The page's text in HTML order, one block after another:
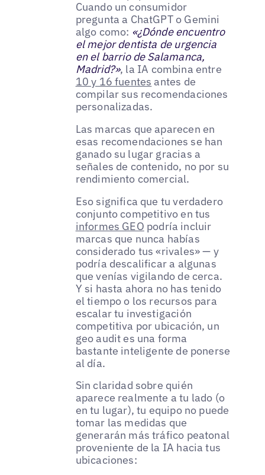
Cuando un consumidor
pregunta a ChatGPT o Gemini
algo como: «¿Dónde encuentro
el mejor dentista de urgencia
en el barrio de Salamanca,
Madrid?», la IA combina entre
10 y 16 fuentes antes de
compilar sus recomendaciones
personalizadas.
Las marcas que aparecen en
esas recomendaciones se han
ganado su lugar gracias a
señales de contenido, no por su
rendimiento comercial.
Eso significa que tu verdadero
conjunto competitivo en tus
informes GEO podría incluir
marcas que nunca habías
considerado tus «rivales» — y
podría descalificar a algunas
que venías vigilando de cerca.
Y si hasta ahora no has tenido
el tiempo o los recursos para
escalar tu investigación
competitiva por ubicación, un
geo audit es una forma
bastante inteligente de ponerse
al día.
Sin claridad sobre quién
aparece realmente a tu lado (o
en tu lugar), tu equipo no puede
tomar las medidas que
generarán más tráfico peatonal
proveniente de la IA hacia tus
ubicaciones: